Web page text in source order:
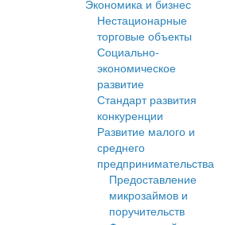
Экономика и бизнес
Нестационарные
торговые объекты
Социально-
экономическое
развитие
Стандарт развития
конкуренции
Развитие малого и
среднего
предпринимательства
Предоставление
микрозаймов и
поручительств